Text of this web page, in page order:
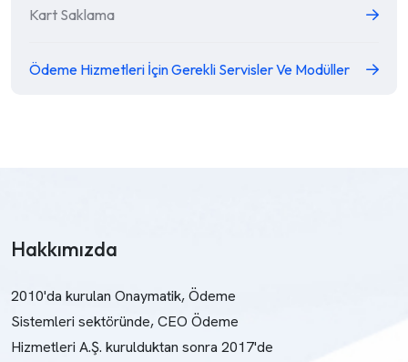
Kart Saklama
Ödeme Hizmetleri İçin Gerekli Servisler Ve Modüller
Hakkımızda
2010'da kurulan Onaymatik, Ödeme
Sistemleri sektöründe, CEO Ödeme
Hizmetleri A.Ş. kurulduktan sonra 2017'de